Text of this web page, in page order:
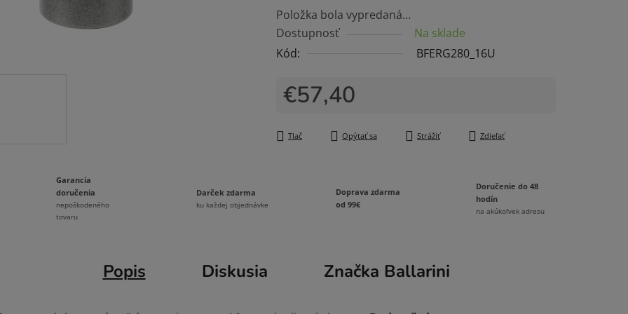
je
0,0
z
hviezdičiek.
Položka bola vypredaná…
Dostupnosť
Na sklade
Kód:
BFERG280_16U
€57,40
Tlač Opýtať sa Strážiť Zdieľať
Garancia
doručenia
nepoškodeného
tovaru
Darček zdarma
ku každej objednávke
Doprava zdarma
od 99€
Doručenie do 48
hodín
na akúkoľvek adresu
Popis Diskusia Značka Ballarini